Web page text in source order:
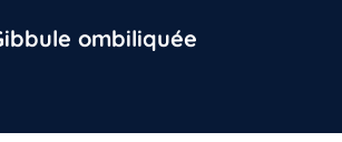
ombiliquée